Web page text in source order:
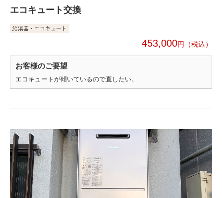
エコキュート交換
給湯器・エコキュート
453,000円
お客様のご要望
エコキュートが傾いているので直したい。